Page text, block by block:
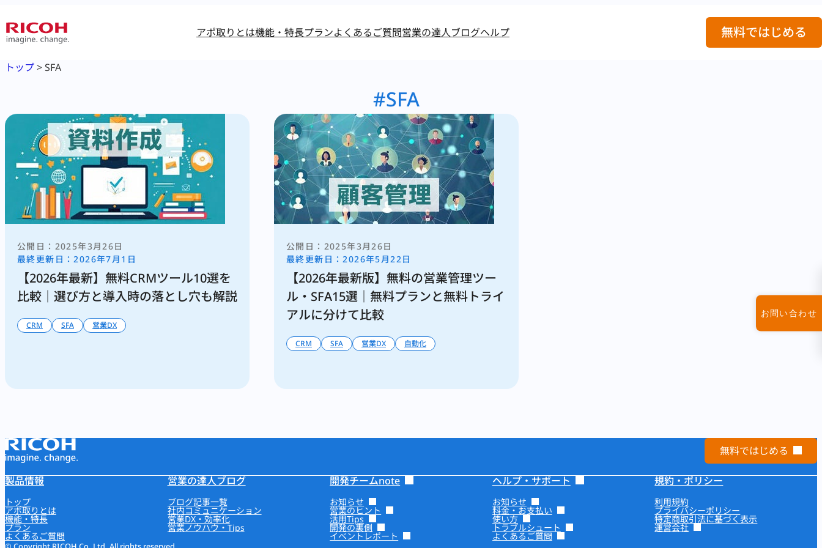
容
を
キ
アポ取りとは機能・特長プランよくあるご質問営業の達人ブログヘルプ 無料ではじめる
トップ>SFA
SFA
2025年3月26日
2026年7月1日
【2026年最新】無料CRMツール10選を
比較｜選び方と導入時の落とし穴も解説
CRM SFA 営業DX
2025年3月26日
2026年5月22日
【2026年最新版】無料の営業管理ツー
ル・SFA15選｜無料プランと無料トライ
アルに分けて比較
CRM SFA 営業DX 自動化
無料ではじめる
製品情報
トップ
アポ取りとは
機能・特長
プラン
よくあるご質問
営業の達人ブログ
ブログ記事一覧
社内コミュニケーション
営業DX・効率化
営業ノウハウ・Tips
開発チームnote
お知らせ
営業のヒント
活用Tips
開発の裏側
イベントレポート
ヘルプ・サポート
お知らせ
料金・お支払い
使い方
トラブルシュート
よくあるご質問
規約・ポリシー
利用規約
プライバシーポリシー
特定商取引法に基づく表示
運営会社
お問い合わせ